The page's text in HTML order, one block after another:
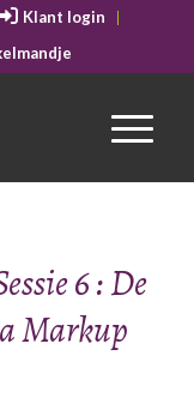
Klant login
6 : De
Markup